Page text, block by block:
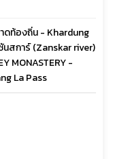
ดท้องถิ่น - Khardung
นสการ์ (Zanskar river)
MONASTERY -
La Pass